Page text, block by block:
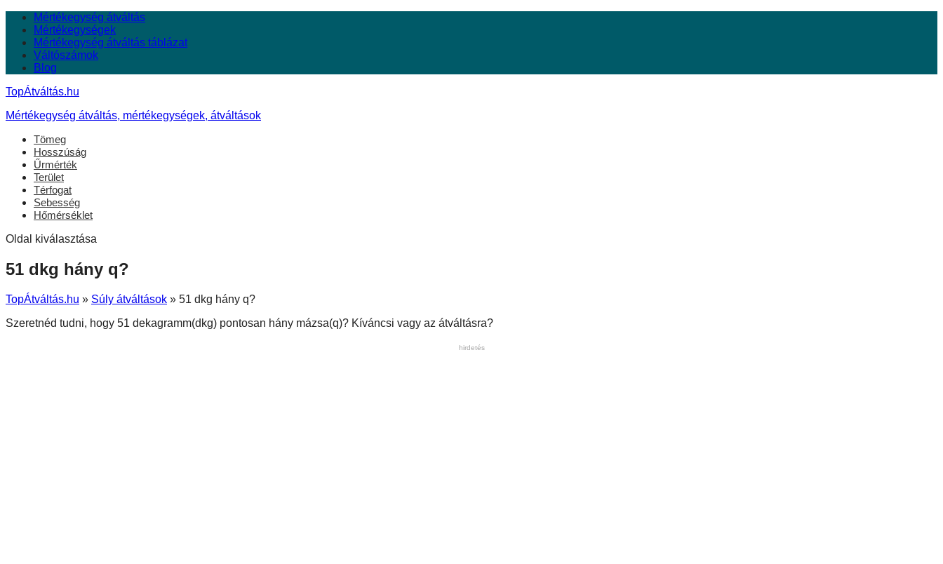
Mértékegység átváltás
Mértékegységek
Mértékegység átváltás táblázat
Váltószámok
Blog
TopÁtváltás.hu
Mértékegység átváltás, mértékegységek, átváltások
Tömeg
Hosszúság
Űrmérték
Terület
Térfogat
Sebesség
Hőmérséklet
Oldal kiválasztása
51 dkg hány q?
TopÁtváltás.hu » Súly átváltások » 51 dkg hány q?
Szeretnéd tudni, hogy 51 dekagramm(dkg) pontosan hány mázsa(q)? Kíváncsi vagy az átváltásra?
hirdetés